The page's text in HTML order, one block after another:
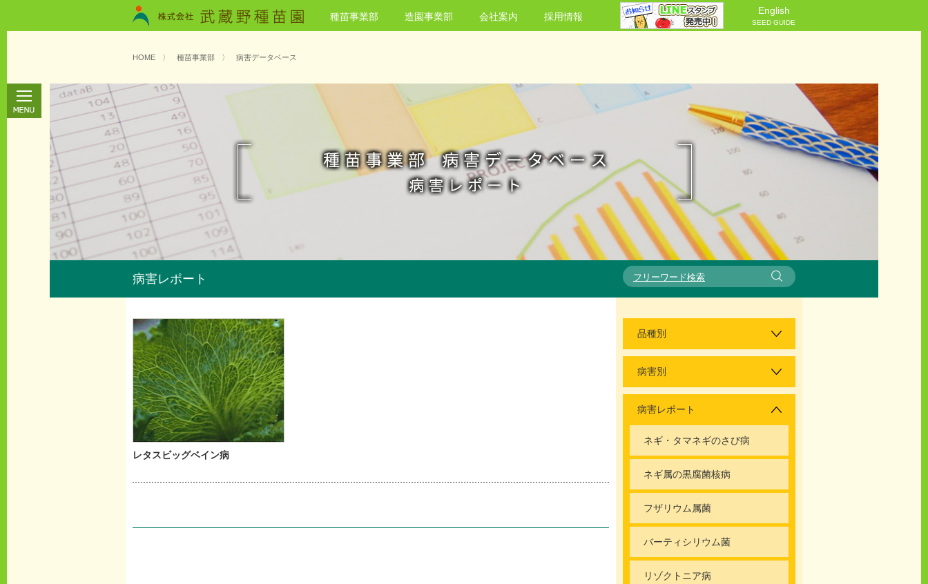
種苗事業部 造園事業部 会社案内 採用情報
English
SEED GUIDE
HOME 〉 種苗事業部 〉 病害データベース
病害レポート
レタスビッグベイン病
品種別
病害別
病害レポート
ネギ・タマネギのさび病
ネギ属の黒腐菌核病
フザリウム属菌
バーティシリウム菌
リゾクトニア病